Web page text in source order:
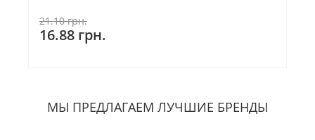
21.10 грн.
16.88 грн.
МЫ ПРЕДЛАГАЕМ ЛУЧШИЕ БРЕНДЫ